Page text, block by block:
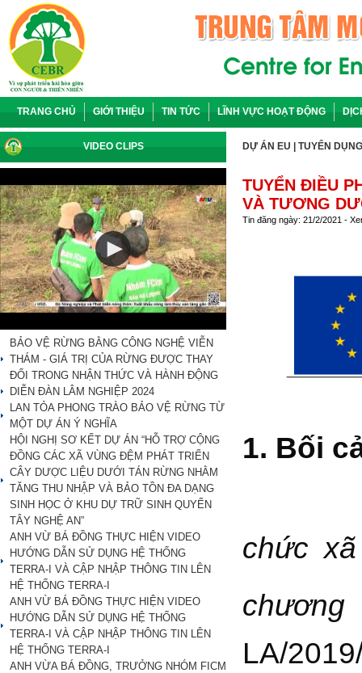
TRANG CHỦ GIỚI THIỆU TIN TỨC LĨNH VỰC HOẠT ĐỘNG
VIDEO CLIPS
BẢO VỆ RỪNG BẰNG CÔNG NGHỆ VIỄN
THÁM - GIÁ TRỊ CỦA RỪNG ĐƯỢC THAY
ĐỔI TRONG NHẬN THỨC VÀ HÀNH ĐỘNG
DIỄN ĐÀN LÂM NGHIỆP 2024
LAN TỎA PHONG TRÀO BẢO VỆ RỪNG TỪ
MỘT DỰ ÁN Ý NGHĨA
HỘI NGHỊ SƠ KẾT DỰ ÁN “HỖ TRỢ CỘNG
ĐỒNG CÁC XÃ VÙNG ĐỆM PHÁT TRIỂN
CÂY DƯỢC LIỆU DƯỚI TÁN RỪNG NHẰM
TĂNG THU NHẬP VÀ BẢO TỒN ĐA DẠNG
SINH HỌC Ở KHU DỰ TRỮ SINH QUYỂN
TÂY NGHỆ AN”
ANH VỪ BÁ ĐỒNG THỰC HIỆN VIDEO
HƯỚNG DẪN SỬ DỤNG HỆ THỐNG
TERRA-I VÀ CẬP NHẬP THÔNG TIN LÊN
HỆ THỐNG TERRA-I
ANH VỪ BÁ ĐỒNG THỰC HIỆN VIDEO
HƯỚNG DẪN SỬ DỤNG HỆ THỐNG
TERRA-I VÀ CẬP NHẬP THÔNG TIN LÊN
HỆ THỐNG TERRA-I
ANH VỪA BÁ ĐỒNG, TRƯỞNG NHÓM FICM
DỰ ÁN EU TUYỂN DỤNG
TUYỂN ĐIỀU
VÀ TƯƠNG
Tin đăng ngày: 21/2/2021 -
1. Bối
chức
chương
LA/